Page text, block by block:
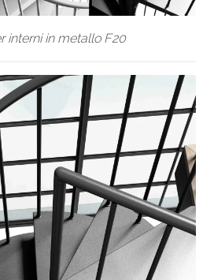
interni in metallo F20